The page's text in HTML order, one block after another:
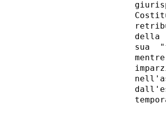
della
sua